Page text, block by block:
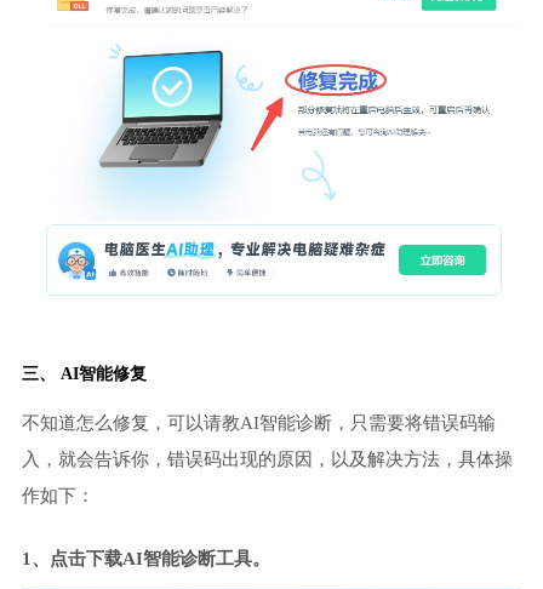
三、 AI智能修复
不知道怎么修复，可以请教AI智能诊断，只需要将错误码输
入，就会告诉你，错误码出现的原因，以及解决方法，具体操
作如下：
1、点击下载AI智能诊断工具。